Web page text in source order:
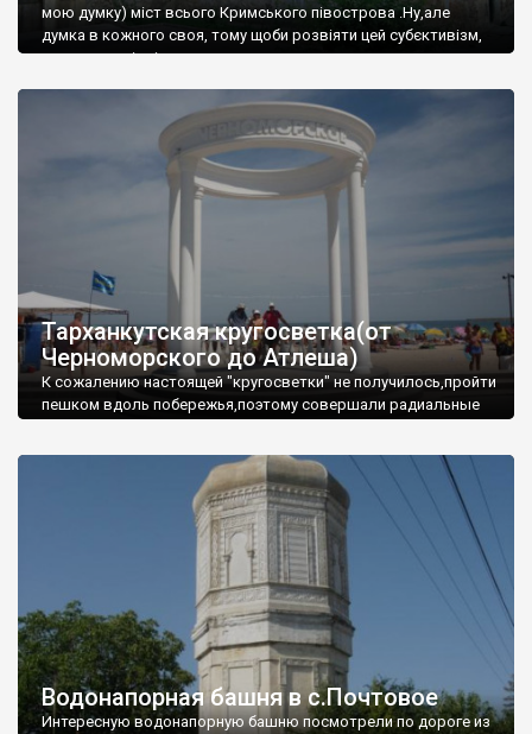
мою думку) міст всього Кримського півострова .Ну,але
думка в кожного своя, тому щоби розвіяти цей субєктивізм,
запрошую відвідати це
Тарханкутская кругосветка(от
Черноморского до Атлеша)
К сожалению настоящей "кругосветки" не получилось,пройти
пешком вдоль побережья,поэтому совершали радиальные
Водонапорная башня в с.Почтовое
Интересную водонапорную башню посмотрели по дороге из